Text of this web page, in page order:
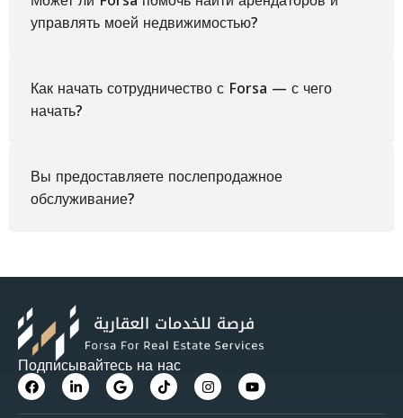
управлять моей недвижимостью?
Как начать сотрудничество с Forsa — с чего
начать?
Вы предоставляете послепродажное
обслуживание?
Подписывайтесь на нас